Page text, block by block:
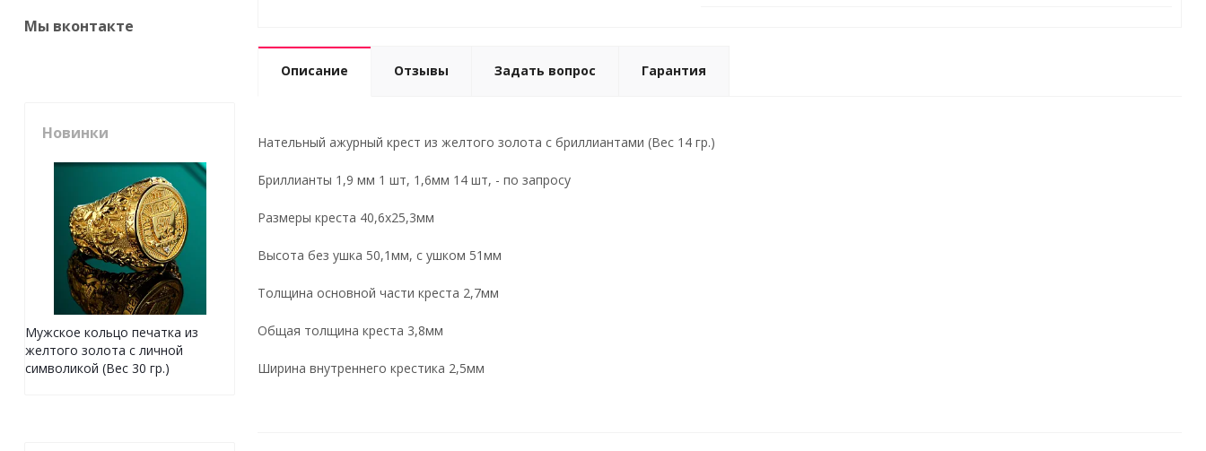
Описание Отзывы Задать вопрос Гарантия
Нательный ажурный крест из желтого золота с бриллиантами (Вес 14 гр.)
Бриллианты 1,9 мм 1 шт, 1,6мм 14 шт, - по запросу
Размеры креста 40,6х25,3мм
Высота без ушка 50,1мм, с ушком 51мм
Толщина основной части креста 2,7мм
Общая толщина креста 3,8мм
Ширина внутреннего крестика 2,5мм
Мы вконтакте
Новинки
Мужское кольцо печатка из
желтого золота с личной
символикой (Вес 30 гр.)